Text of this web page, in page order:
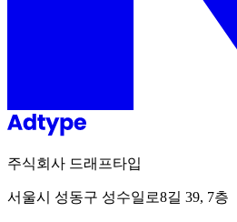
주식회사 드래프타입
서울시 성동구 성수일로8길 39, 7층